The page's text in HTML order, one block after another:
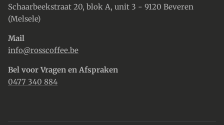
Schaarbeekstraat 20, blok A, unit 3 - 9120 Beveren
(Melsele)
Mail
info@rosscoffee.be
Bel voor Vragen en Afspraken
0477 340 884